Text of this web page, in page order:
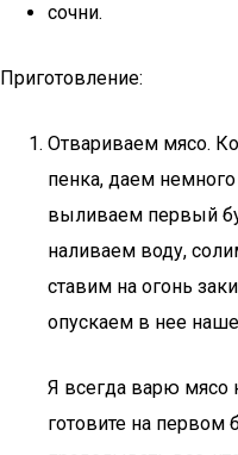
сочни.
Приготовление:
Отвариваем мясо.
пенка, даем
выливаем первый
наливаем воду,
ставим на огонь
опускаем в нее
Я всегда варю мясо
готовите на первом